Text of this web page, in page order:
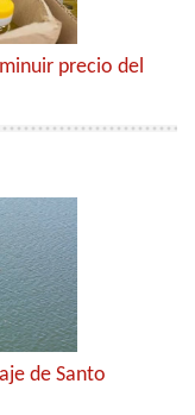
precio del
de Santo